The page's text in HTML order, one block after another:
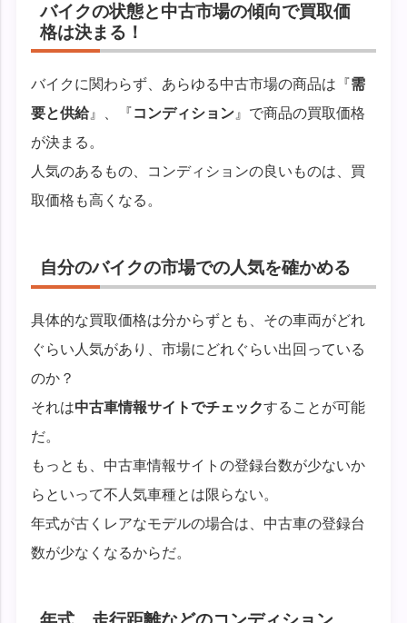
バイクの状態と中古市場の傾向で買取価
格は決まる！
バイクに関わらず、あらゆる中古市場の商品は『需
要と供給』、『コンディション 』で商品の買取価格
が決まる。
人気のあるもの、コンディションの良いものは、買
取価格も高くなる。
自分のバイクの市場での人気を確かめる
具体的な買取価格は分からずとも、その車両がどれ
ぐらい人気があり、市場にどれぐらい出回っている
のか？
それは中古車情報サイトでチェックすることが可能
だ。
もっとも、中古車情報サイトの登録台数が少ないか
らといって不人気車種とは限らない。
年式が古くレアなモデルの場合は、中古車の登録台
数が少なくなるからだ。